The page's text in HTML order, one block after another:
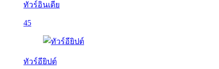
ทัวร์อินเดีย
45
ทัวร์อียิปต์